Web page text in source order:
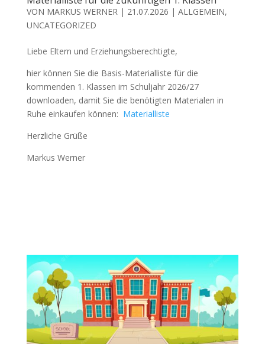
VON MARKUS WERNER| 21.07.2026 | ALLGEMEIN,
UNCATEGORIZED
Liebe Eltern und Erziehungsberechtigte,
hier können Sie die Basis-Materialliste für die
kommenden 1. Klassen im Schuljahr 2026/27
downloaden, damit Sie die benötigten Materialen in
Ruhe einkaufen können: Materialliste
Herzliche Grüße
Markus Werner